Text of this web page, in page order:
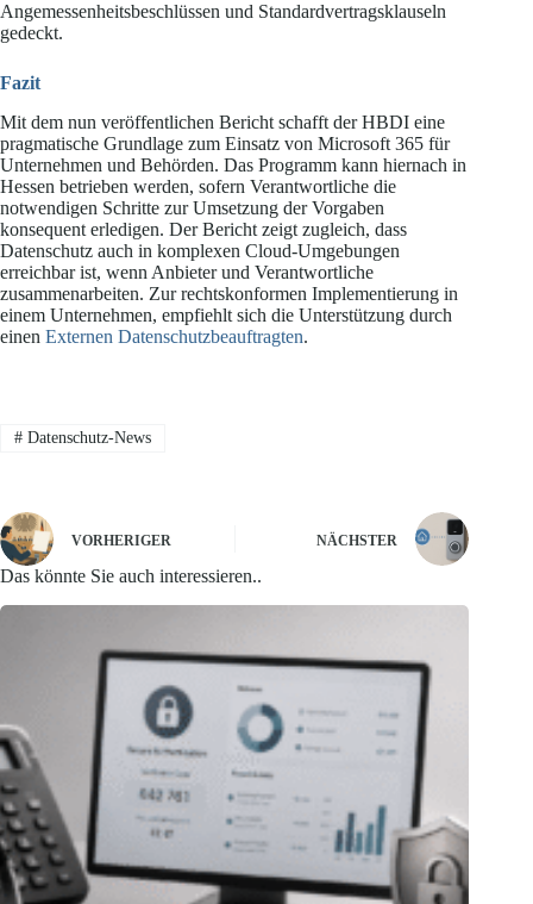
Angemessenheitsbeschlüssen und Standardvertragsklauseln
gedeckt.
Fazit
Mit dem nun veröffentlichen Bericht schafft der HBDI eine
pragmatische Grundlage zum Einsatz von Microsoft 365 für
Unternehmen und Behörden. Das Programm kann hiernach in
Hessen betrieben werden, sofern Verantwortliche die
notwendigen Schritte zur Umsetzung der Vorgaben
konsequent erledigen. Der Bericht zeigt zugleich, dass
Datenschutz auch in komplexen Cloud-Umgebungen
erreichbar ist, wenn Anbieter und Verantwortliche
zusammenarbeiten. Zur rechtskonformen Implementierung in
einem Unternehmen, empfiehlt sich die Unterstützung durch
einen Externen Datenschutzbeauftragten.
#Datenschutz-News
VORHERIGER NÄCHSTER
Das könnte Sie auch interessieren..